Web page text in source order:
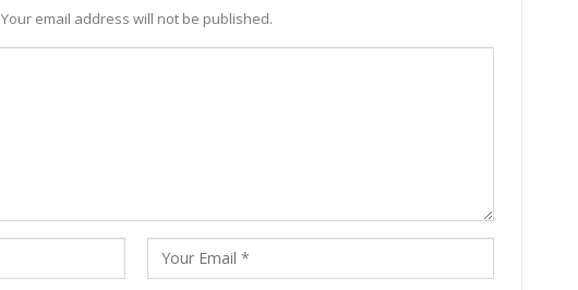
Your email address will not be published.